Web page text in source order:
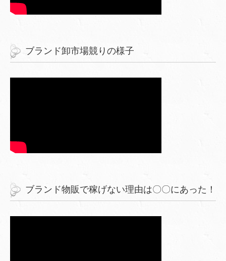
ブランド卸市場競りの様子
ブランド物販で稼げない理由は〇〇にあった！